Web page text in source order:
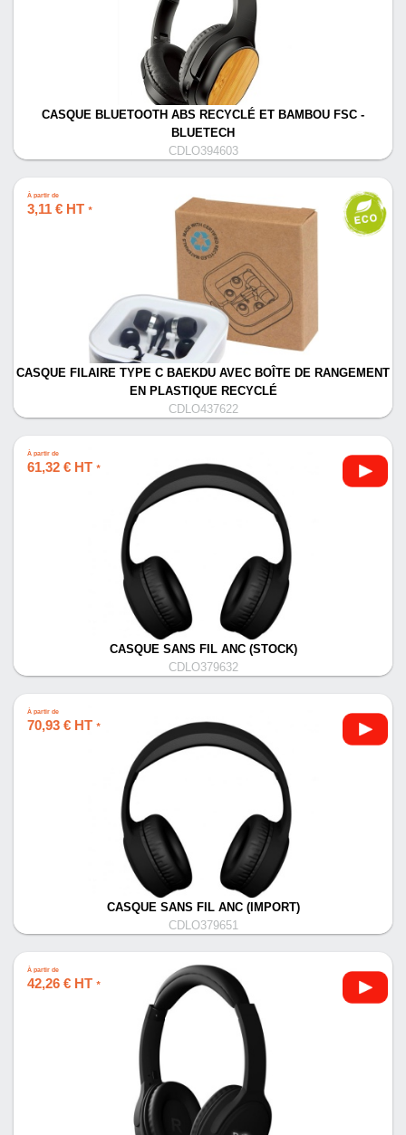
CASQUE BLUETOOTH ABS RECYCLÉ ET BAMBOU FSC -
BLUETECH
CDLO394603
À partir de
3,11 € HT *
CASQUE FILAIRE TYPE C BAEKDU AVEC BOÎTE DE RANGEMENT
EN PLASTIQUE RECYCLÉ
CDLO437622
À partir de
61,32 € HT *
CASQUE SANS FIL ANC (STOCK)
CDLO379632
À partir de
70,93 € HT *
CASQUE SANS FIL ANC (IMPORT)
CDLO379651
À partir de
42,26 € HT *